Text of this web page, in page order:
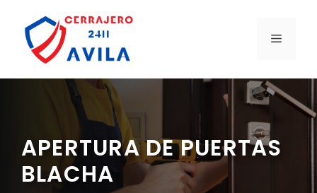
contenido
MENÚ
APERTURA DE PUERTAS
BLACHA